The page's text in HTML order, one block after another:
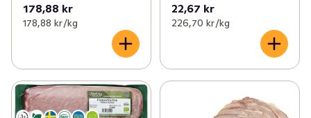
178,88 kr
178,88 kr /kg
22,67 kr
226,70 kr /kg